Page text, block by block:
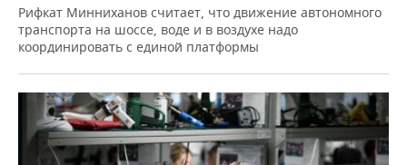
Рифкат Минниханов считает, что движение автономного
транспорта на шоссе, воде и в воздухе надо
координировать с единой платформы